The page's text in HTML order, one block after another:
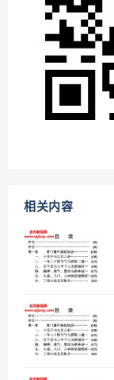
相关内容